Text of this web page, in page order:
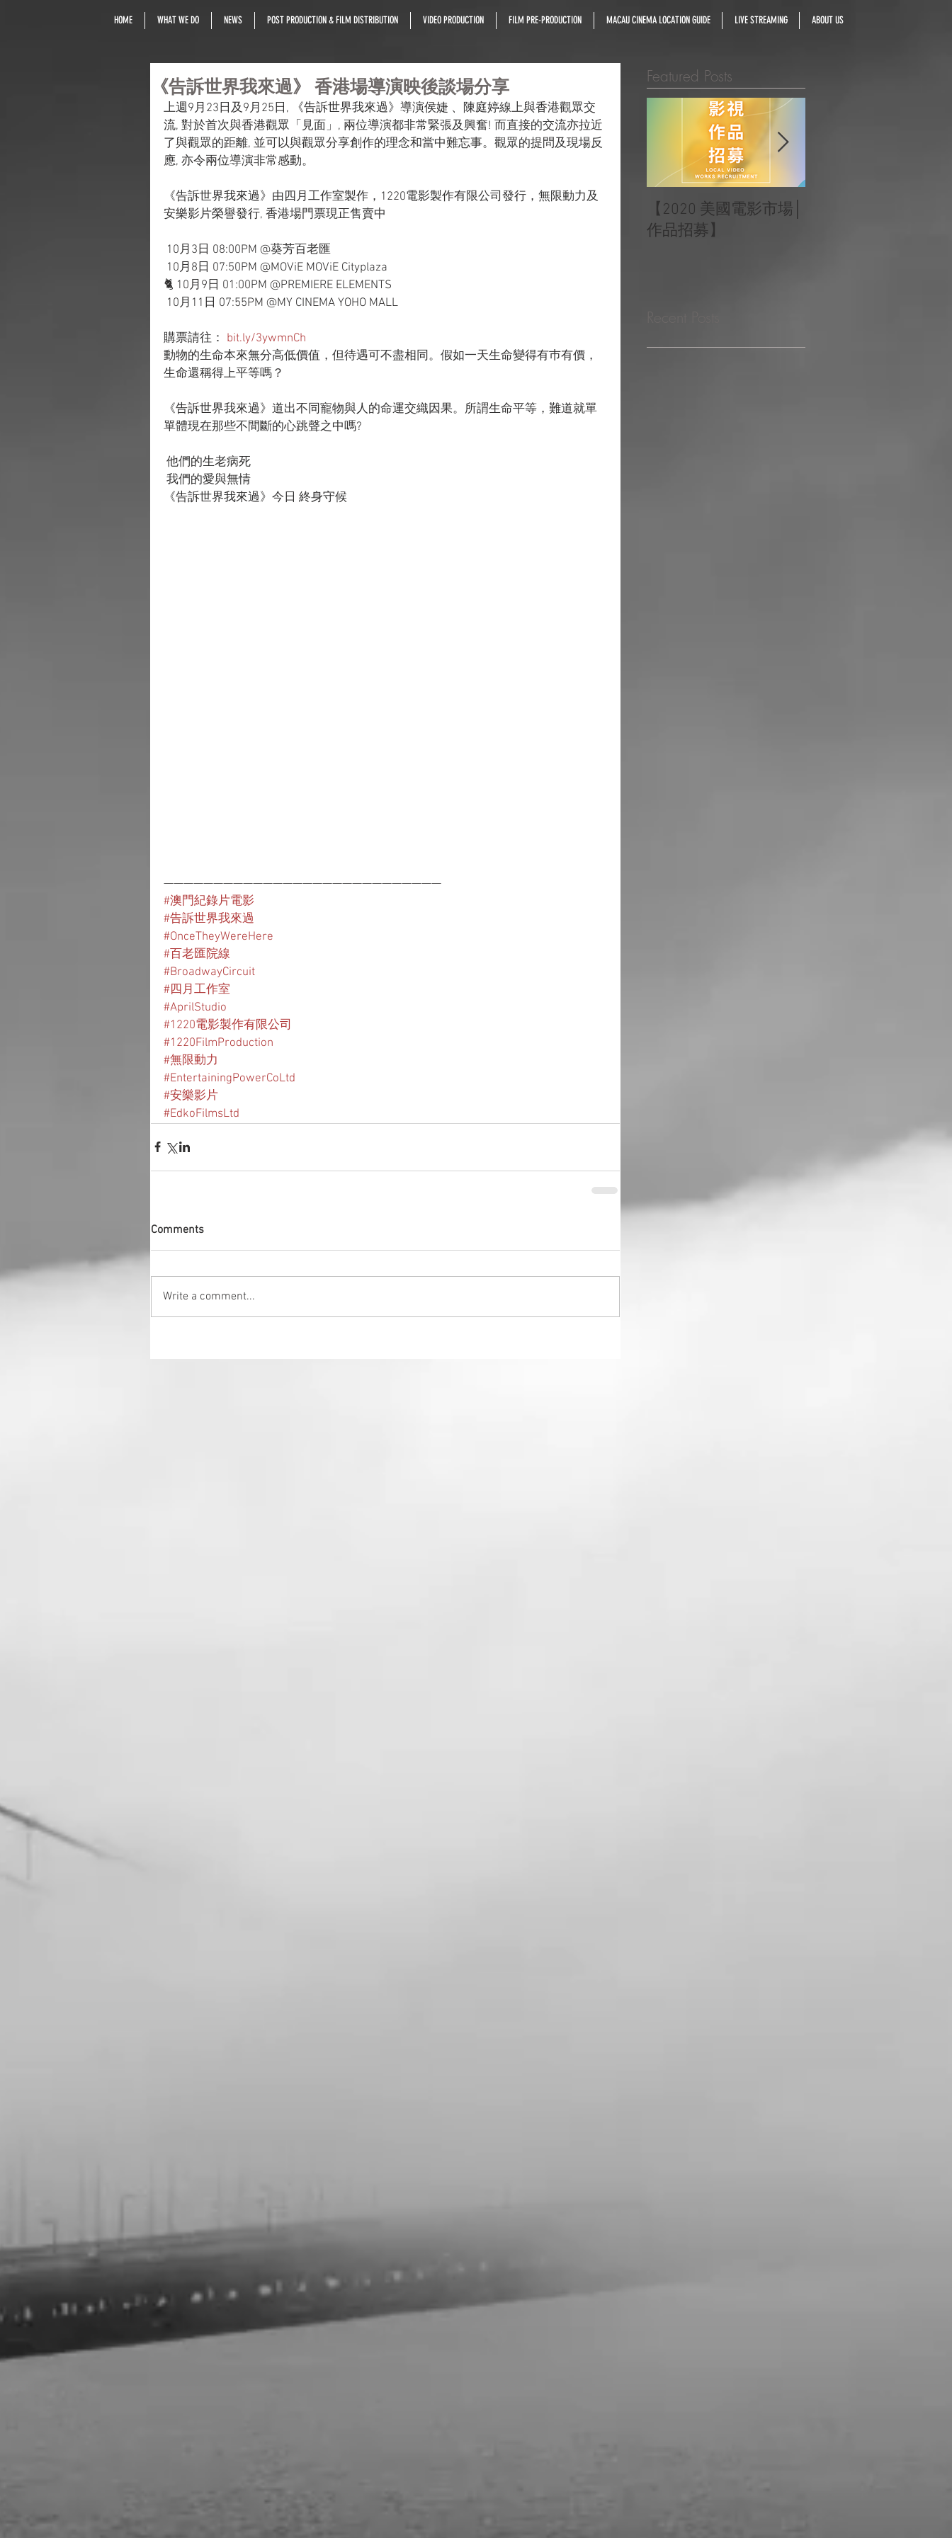
HOME WHAT WE DO NEWS POST PRODUCTION & FILM DISTRIBUTION VIDEO PRODUCTION FILM PRE-PRODUCTION MACAU CINEMA LOCATION GUIDE LIVE STREAMING ABOUT US
《告訴世界我來過》 香港場導演映後談場分享
上週9月23日及9月25日, 《告訴世界我來過》導演侯婕 、陳庭婷線上與香港觀眾交
流, 對於首次與香港觀眾「見面」, 兩位導演都非常緊張及興奮! 而直接的交流亦拉近
了與觀眾的距離, 並可以與觀眾分享創作的理念和當中難忘事。觀眾的提問及現場反
應, 亦令兩位導演非常感動。
《告訴世界我來過》由四月工作室製作，1220電影製作有限公司發行，無限動力及
安樂影片榮譽發行, 香港場門票現正售賣中
10月3日 08:00PM @葵芳百老匯
10月8日 07:50PM @MOViE MOViE Cityplaza
🐈‍ 10月9日 01:00PM @PREMIERE ELEMENTS
10月11日 07:55PM @MY CINEMA YOHO MALL
購票請往： bit.ly/3ywmnCh
動物的生命本來無分高低價值，但待遇可不盡相同。假如一天生命變得有巿有價，
生命還稱得上平等嗎？
《告訴世界我來過》道出不同寵物與人的命運交織因果。所謂生命平等，難道就單
單體現在那些不間斷的心跳聲之中嗎?
他們的生老病死
我們的愛與無情
《告訴世界我來過》今日 終身守候
————————————————————————————
#澳門紀錄片電影
#告訴世界我來過
#OnceTheyWereHere
#百老匯院線
#BroadwayCircuit
#四月工作室
#AprilStudio
#1220電影製作有限公司
#1220FilmProduction
#無限動力
#EntertainingPowerCoLtd
#安樂影片
#EdkoFilmsLtd
Comments
Write a comment...
Featured Posts
【2020 美國電影市場│
作品招募】